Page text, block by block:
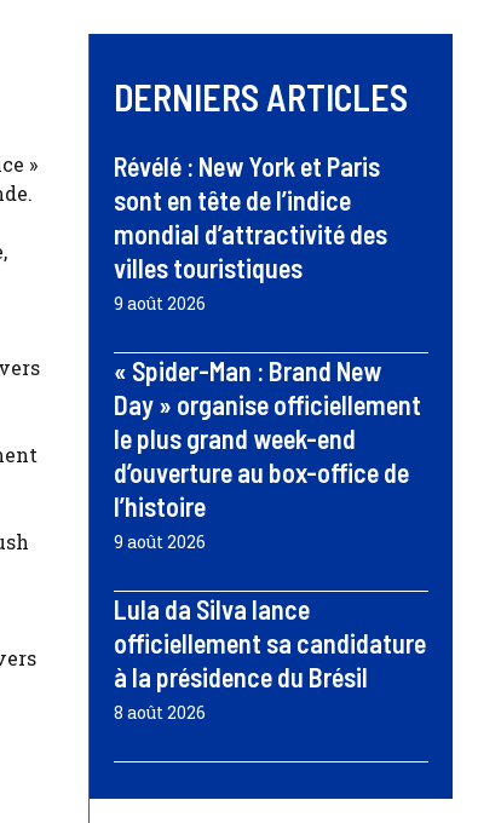
»
DERNIERS ARTICLES
Révélé : New York et Paris
sont en tête de l’indice
mondial d’attractivité des
villes touristiques
9 août 2026
« Spider-Man : Brand New
Day » organise officiellement
le plus grand week-end
d’ouverture au box-office de
l’histoire
9 août 2026
Lula da Silva lance
officiellement sa candidature
à la présidence du Brésil
8 août 2026